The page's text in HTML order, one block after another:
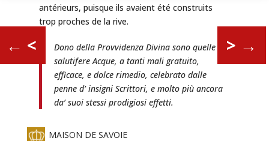
antérieurs, puisque ils avaient été construits
trop proches de la rive.
Dono della Provvidenza Divina sono quelle
salutifere Acque, a tanti mali gratuito,
efficace, e dolce rimedio, celebrato dalle
penne d’ insigni Scrittori, e molto più ancora
da’ suoi stessi prodigiosi effetti.
MAISON DE SAVOIE
← < > →